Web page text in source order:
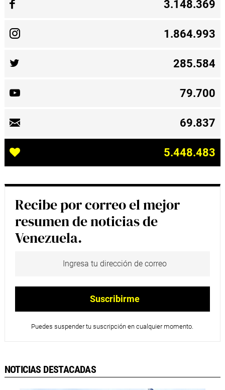
3.148.369
1.864.993
285.584
79.700
69.837
5.448.483
Recibe por correo el mejor
resumen de noticias de
Venezuela.
Puedes suspender tu suscripción en cualquier momento.
NOTICIAS DESTACADAS